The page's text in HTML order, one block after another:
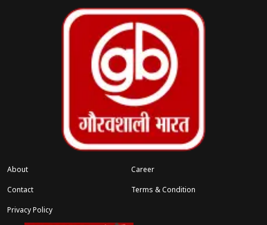
जांच रिपोर्ट आने के बाद यह स्पष्ट होगा कि ब्रेक सिस्टम में
खराबी किस वजह से आई और भविष्य में ऐसी घटनाओं की
पुनरावृत्ति रोकने के लिए क्या कदम उठाए जाएंगे। फिलहाल
ट्रेन को सुरक्षित रूप से आगे रवाना कर दिया गया है, लेकिन
घंटों तक फंसे यात्रियों के लिए यह सफर यादगार से ज्यादा
परेशानी भरा साबित हुआ।
About
Career
Contact
Terms & Condition
Privacy Policy